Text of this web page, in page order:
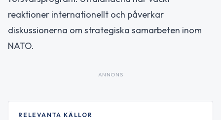
reaktioner internationellt och påverkar
diskussionerna om strategiska samarbeten inom
NATO.
ANNONS
RELEVANTA KÄLLOR